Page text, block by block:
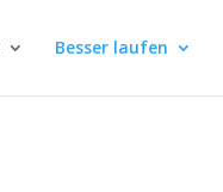
Besser laufen